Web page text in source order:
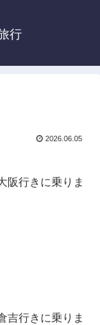
行
2026.06.05
阪行きに乗りま
吉行きに乗りま